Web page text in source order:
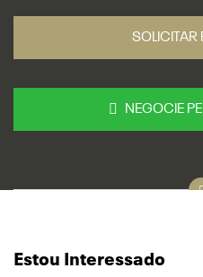
SOLICITAR
NEGOCIE
Estou Interessado